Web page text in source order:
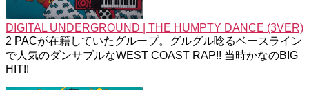
DIGITAL UNDERGROUND | THE HUMPTY DANCE (3VER)
2 PACが在籍していたグループ。グルグル唸るベースライン
で人気のダンサブルなWEST COAST RAP!! 当時かなのBIG
HIT!!